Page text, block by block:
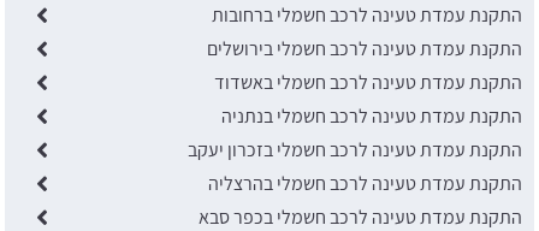
התקנת עמדת טעינה לרכב חשמלי ברחובות
התקנת עמדת טעינה לרכב חשמלי בירושלים
התקנת עמדת טעינה לרכב חשמלי באשדוד
התקנת עמדת טעינה לרכב חשמלי בנתניה
התקנת עמדת טעינה לרכב חשמלי בזכרון יעקב
התקנת עמדת טעינה לרכב חשמלי בהרצליה
התקנת עמדת טעינה לרכב חשמלי בכפר סבא